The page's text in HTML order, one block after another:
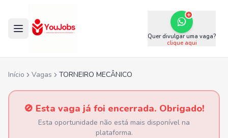
Quer divulgar uma vaga?
clique aqui
Início Vagas TORNEIRO MECÂNICO
🚫 Esta vaga já foi encerrada. Obrigado!
Esta oportunidade não está mais disponível na
plataforma.